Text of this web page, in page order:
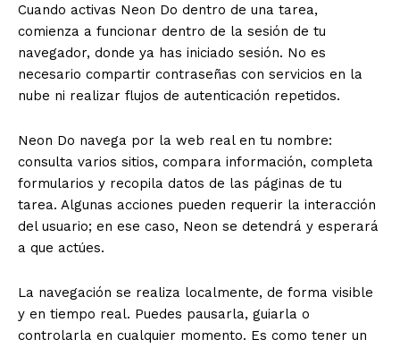
Cuando activas Neon Do dentro de una tarea,
comienza a funcionar dentro de la sesión de tu
navegador, donde ya has iniciado sesión. No es
necesario compartir contraseñas con servicios en la
nube ni realizar flujos de autenticación repetidos.
Neon Do navega por la web real en tu nombre:
consulta varios sitios, compara información, completa
formularios y recopila datos de las páginas de tu
tarea. Algunas acciones pueden requerir la interacción
del usuario; en ese caso, Neon se detendrá y esperará
a que actúes.
La navegación se realiza localmente, de forma visible
y en tiempo real. Puedes pausarla, guiarla o
controlarla en cualquier momento. Es como tener un